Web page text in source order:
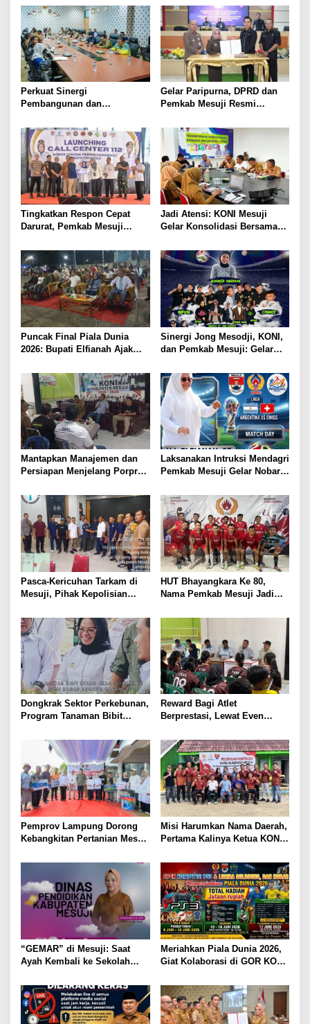
Tiga Venue Pelaksanaan
Soeratin Cup Piala Gubernur
Lampung
Langsung Instalasi
Pengolahan Pangan PT
Biomedika Nusantara Indah
Mesuji
Perkuat Sinergi
Pembangunan dan
DPRD Mesuji Gelar Rakor
Forkopimda
Gelar Paripurna, DPRD dan
Pemkab Mesuji Resmi
Pertanggungjawaban APBD
2025
Tingkatkan Respon Cepat
Darurat, Pemkab Mesuji
Layanan Nomor Tunggal 112
Jadi Atensi: KONI Mesuji
Gelar Konsolidasi Bersama
Rehab Gedung Olahraga,
Sarana Training Center Para
Atlet Daerah
Puncak Final Piala Dunia
2026: Bupati Elfianah Ajak
Sinergi Jong Mesodji, KONI,
dan Pemkab Mesuji: Gelar
Piala Dunia 2026, Panggung
Hiburan Menyatukan
Masyarakat
Mantapkan Manajemen dan
Persiapan Menjelang Porprov
Mesuji Pastikan Siap Berikan
Suport Penuh Cabor – Atlet
Berprestasi
Laksanakan Intruksi Mendagri
Pemkab Mesuji Gelar Nobar
bersama Bupati Mesuji
​Pasca-Kericuhan Tarkam di
Mesuji, Pihak Kepolisian
Sepakat Terapkan Aturan
Disiplin Ketat
HUT Bhayangkara Ke 80,
Nama Pemkab Mesuji Jadi
Siap Berpartisipasi Di Liga
Mini Soccer Kapolda Cup
Lampung, Berikut Data Para
Pemainnya :
Dongkrak Sektor Perkebunan,
Program Tanaman Bibit
Hektar Untuk Lahan Petani
Mesuji
Reward Bagi Atlet
Berprestasi, Lewat Even
dan KONI Mesuji Akan
Ajukkan Program Beasiswa
Khusus ke Pemerintah
Daerah
Pemprov Lampung Dorong
Kebangkitan Pertanian Mesuji
Misi Harumkan Nama Daerah,
Pertama Kalinya Ketua KONI
PKKGO Ikuti Kompetisi
Igornas Tingkat Provinsi Ke
Lampung Utara
“GEMAR” di Mesuji: Saat
Ayah Kembali ke Sekolah
Meriahkan Piala Dunia 2026,
Giat Kolaborasi di GOR KONI
Kompetisi : Dari PS3,
Solosong, hingga Mobile
Legends